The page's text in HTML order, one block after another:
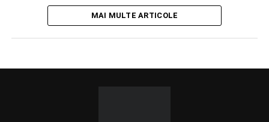
MAI MULTE ARTICOLE